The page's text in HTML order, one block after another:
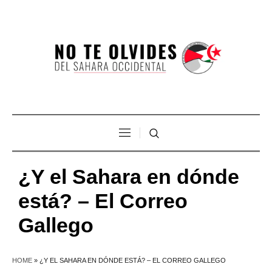
¿Y el Sahara en dónde
está? – El Correo
Gallego
HOME » ¿Y EL SAHARA EN DÓNDE ESTÁ? – EL CORREO GALLEGO